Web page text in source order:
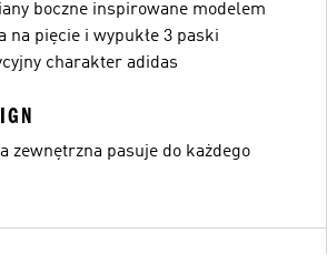
boczne inspirowane modelem
na pięcie i wypukłe 3 paski
charakter adidas
zewnętrzna pasuje do każdego